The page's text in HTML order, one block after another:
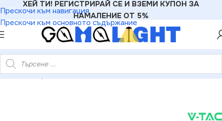
Прескочи към навигация
Прескочи към основното съдържание
ХЕЙ ТИ! РЕГИСТРИРАЙ СЕ И ВЗЕМИ КУПОН ЗА
НАМАЛЕНИЕ ОТ 5%
Лента Алуминиев Мат Вграждане Вътрешен Ъгъл 2000mm